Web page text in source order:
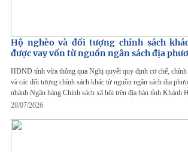
Hộ nghèo và đối tượng chính sách
được vay vốn từ nguồn ngân sách địa
HĐND tỉnh vừa thông qua Nghị quyết quy định cơ chế, chính
và các đối tượng chính sách khác từ nguồn ngân sách địa
nhánh Ngân hàng Chính sách xã hội trên địa bàn tỉnh Khánh
28/07/2026